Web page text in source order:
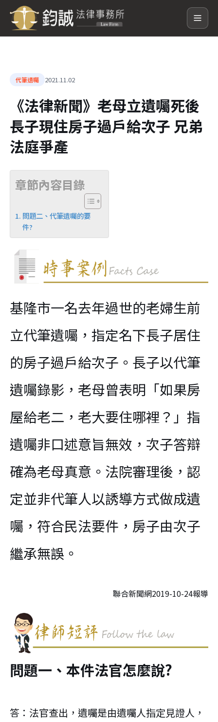
代筆遺囑 2021.11.02
《法律新聞》老母立遺囑死後
長子現住房子過戶給次子 兄弟
法庭爭產
章節內容目錄
問題二、代筆遺囑的要
件?
基隆市一名去年過世的老婦生前
立代筆遺囑，指定名下長子居住
的房子過戶給次子。長子以代筆
遺囑錄影，老母曾表明「如果房
屋給老二，老大要住哪裡？」指
遺囑非口述意旨無效，次子答辯
確為老母真意。法院審理後，認
定並非代筆人以誘導方式做成遺
囑，符合民法要件，房子由次子
繼承無誤。
聯合新聞網2019-10-24報導
問題一、本件法官怎麼說?
答：法官查出，遺囑是由遺囑人指定見證人，